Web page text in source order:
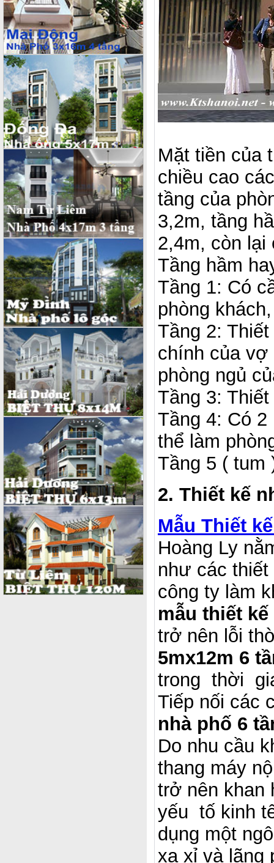
Mặt tiền của
chiều cao
tầng của
3,2m, tầng
2,4m, còn lại
Tầng hầm
Tầng 1: Có
phòng
Tầng 2:
chính của vợ
phòng ngủ
Tầng 3:
Tầng 4: Có
thể làm
Tầng 5 ( tum
2. Thiết kế
Mẫu Thiết
Hoàng Ly
như các
công ty làm
mẫu thiết
trở nên lỗi
5mx12m 6
trong thời
Tiếp nối các
nhà phố 6
Do nhu cầu
thang máy
trở nên khan
yếu tố kinh
dụng một
xa xỉ và lãng